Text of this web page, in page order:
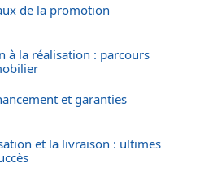
de la promotion
à la réalisation : parcours
et garanties
et la livraison : ultimes